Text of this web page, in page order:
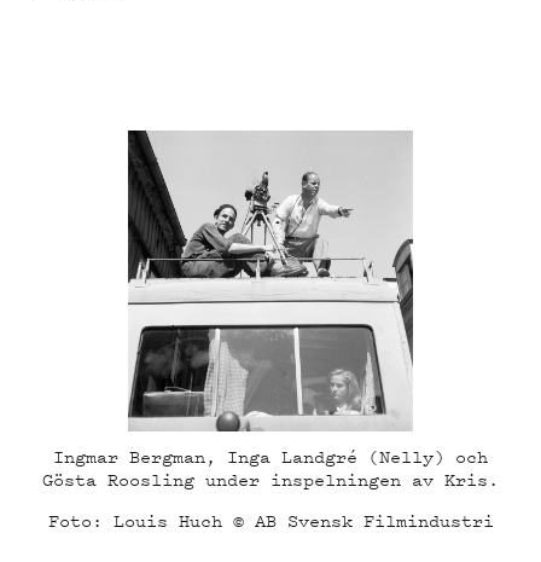
Ingmar Bergman, Inga Landgré (Nelly) och
Gösta Roosling under inspelningen av Kris.
Foto: Louis Huch © AB Svensk Filmindustri